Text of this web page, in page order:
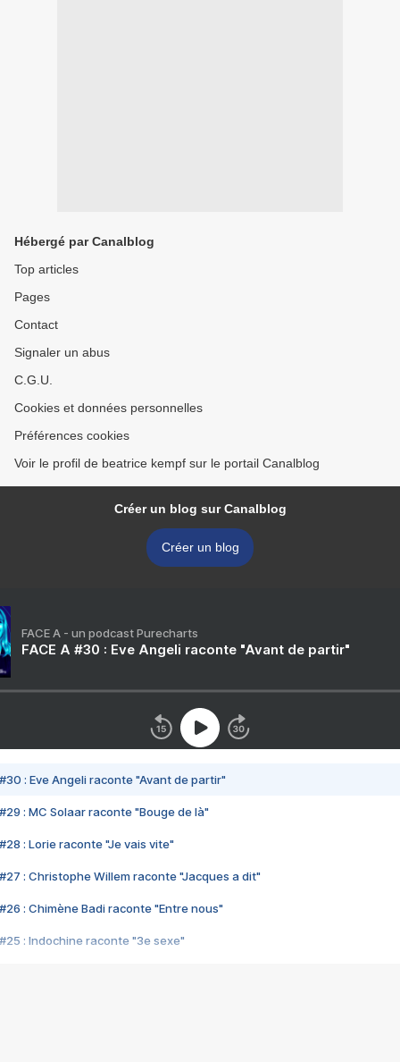
Hébergé par Canalblog
Top articles
Pages
Contact
Signaler un abus
C.G.U.
Cookies et données personnelles
Préférences cookies
Voir le profil de beatrice kempf sur le portail Canalblog
Créer un blog sur Canalblog
Créer un blog
FACE A - un podcast Purecharts
FACE A #30 : Eve Angeli raconte "Avant de partir"
#30 : Eve Angeli raconte "Avant de partir"
#29 : MC Solaar raconte "Bouge de là"
#28 : Lorie raconte "Je vais vite"
#27 : Christophe Willem raconte "Jacques a dit"
#26 : Chimène Badi raconte "Entre nous"
#25 : Indochine raconte "3e sexe"